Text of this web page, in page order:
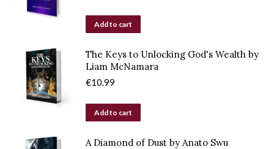
Add to cart
The Keys to Unlocking God's Wealth by
Liam McNamara
€10.99
Add to cart
A Diamond of Dust by Anato Swu